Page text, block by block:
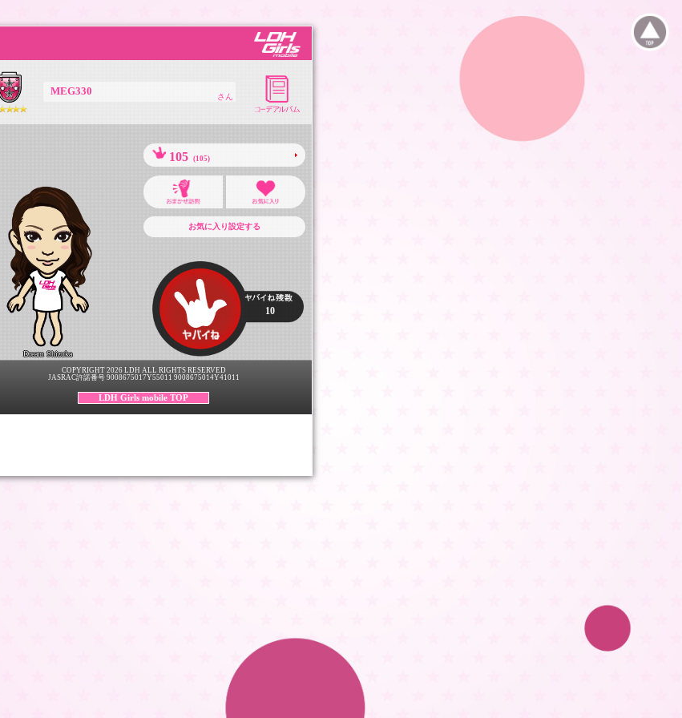
MEG330 さん
Dream Shizuka
105 (105)
お気に入り設定する
10
COPYRIGHT 2026 LDH ALL RIGHTS RESERVED
JASRAC許諾番号 9008675017Y55011 9008675014Y41011
LDH Girls mobile TOP